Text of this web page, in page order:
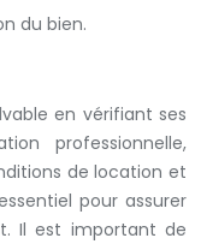
du bien.
en vérifiant ses
professionnelle,
de location et
pour assurer
Il est important de